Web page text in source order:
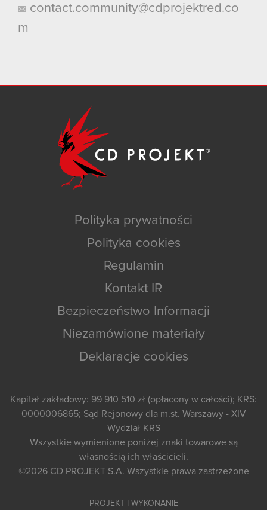
contact.community@cdprojektred.co
m
Polityka prywatności
Polityka cookies
Regulamin
Kontakt IR
Bezpieczeństwo Informacji
Niezamówione materiały
Deklaracje cookies
Kapitał zakładowy: 99 910 510 zł (opłacony w całości); KRS:
0000006865; Sąd Rejonowy dla m.st. Warszawy - XIV
Wydział KRS
Wszystkie wymienione poniżej znaki towarowe są
własnością ich właścicieli.
©2026 CD PROJEKT S.A. Wszystkie prawa zastrzeżone
PROJEKT I WYKONANIE